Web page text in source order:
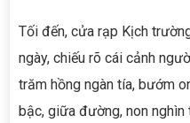
Tối đến, cửa rạp Kịch
ngày, chiếu rõ cái cảnh
trăm hồng ngàn tía, bướm
bậc, giữa đường, non